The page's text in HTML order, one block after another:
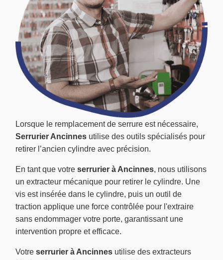
Lorsque le remplacement de serrure est nécessaire,
Serrurier Ancinnes utilise des outils spécialisés pour
retirer l’ancien cylindre avec précision.
En tant que votre serrurier à Ancinnes, nous utilisons
un extracteur mécanique pour retirer le cylindre. Une
vis est insérée dans le cylindre, puis un outil de
traction applique une force contrôlée pour l'extraire
sans endommager votre porte, garantissant une
intervention propre et efficace.
Votre serrurier à Ancinnes utilise des extracteurs